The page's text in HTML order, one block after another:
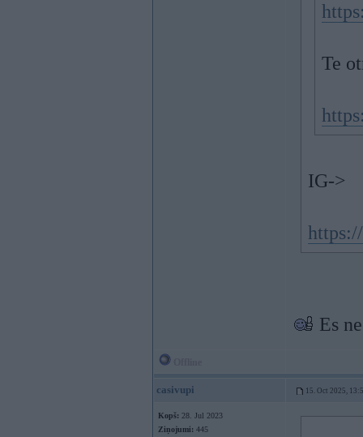
Te
IG->
Es
casivupi 15. Oct 2025,
Kopš: 28. Jul 2023
Ziņojumi: 445